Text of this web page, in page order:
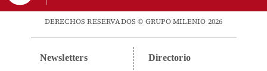
DERECHOS RESERVADOS © GRUPO MILENIO 2026
Newsletters Directorio